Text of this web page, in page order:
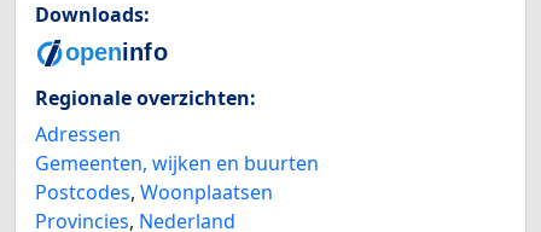
Downloads:
Regionale overzichten:
Adressen
Gemeenten, wijken en buurten
Postcodes, Woonplaatsen
Provincies, Nederland